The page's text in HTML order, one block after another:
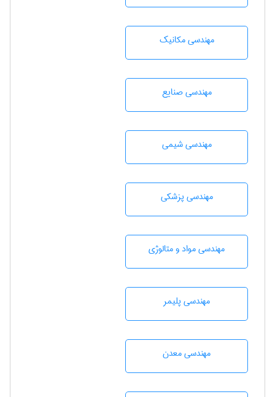
مهندسی مکانیک
مهندسی صنايع
مهندسي شيمی
مهندسی پزشکی
مهندسی مواد و متالوژی
مهندسی پليمر
مهندسی معدن